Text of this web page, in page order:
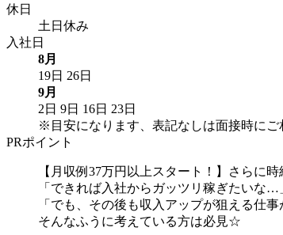
休日
土日休み
入社日
8月
19日 26日
9月
2日 9日 16日 23日
※目安になります、表記なしは面接時にご
PRポイント
【月収例37万円以上スタート！】さらに
「できれば入社からガッツリ稼ぎたいな…
「でも、その後も収入アップが狙える仕事
そんなふうに考えている方は必見☆